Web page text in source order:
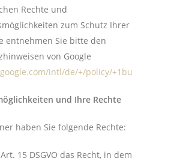
Rechte und
zum Schutz Ihrer
entnehmen Sie bitte den
von Google
intl/de/+/policy/+1button.html
und Ihre Rechte
haben Sie folgende Rechte:
15 DSGVO das Recht, in dem